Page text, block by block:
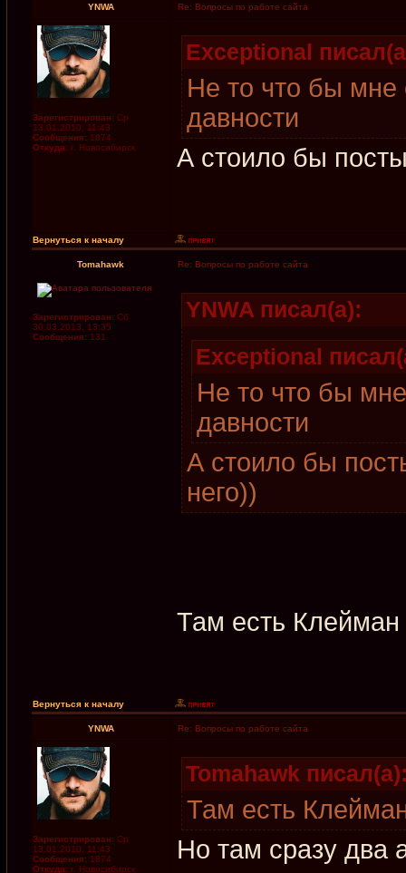
YNWA Re: Вопросы по работе сайта
Зарегистрирован: Ср
13.01.2010, 11:43
Сообщения: 1874
Откуда: г. Новосибирск
Exceptional
Не то что бы мне
давности
А стоило бы
Вернуться к началу
Tomahawk Re: Вопросы по работе сайта
Зарегистрирован: Сб
30.03.2013, 13:35
Сообщения: 131
YNWA писал(а):
Exceptional
Не то что бы
давности
А стоило бы
него))
Там есть
Вернуться к началу
YNWA Re: Вопросы по работе сайта
Зарегистрирован: Ср
13.01.2010, 11:43
Сообщения: 1874
Откуда: г. Новосибирск
Tomahawk
Там есть
Но там сразу два